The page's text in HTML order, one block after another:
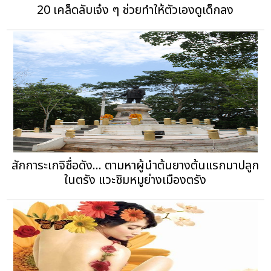
20 เคล็ดลับเจ๋ง ๆ ช่วยทำให้ตัวเองดูเด็กลง
สักการะเกจิชื่อดัง... ตามหาผู้นำต้นยางต้นแรกมาปลูก
ในตรัง แวะชิมหมูย่างเมืองตรัง